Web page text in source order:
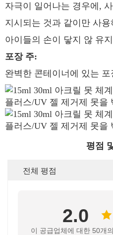
자극이 일어나는 경우에,
지시되는 것과 같이만 사용
아이들의 손이 닿지 않 유
포장 주:
완벽한 콘테이너에 있는 포
평점
전체 평점
2.0
이 공급업체에 대한 50개